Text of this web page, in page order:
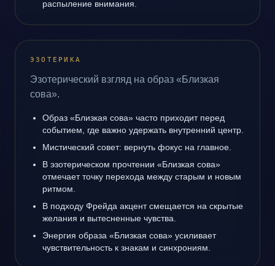
распыление внимания.
ЭЗОТЕРИКА
Эзотерический взгляд на образ «Близкая
сова».
Образ «Близкая сова» часто приходит перед
событием, где важно удержать внутренний центр.
Мистический совет: вернуть фокус на главное.
В эзотерическом прочтении «Близкая сова»
отмечает точку перехода между старым и новым
ритмом.
В подходу Фрейда акцент смещается на скрытые
желания и вытесненные чувства.
Энергия образа «Близкая сова» усиливает
чувствительность к знакам и синхрониям.